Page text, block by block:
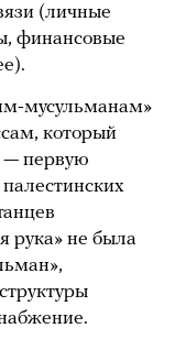
(личные
финансовые
мусульманам»
который
— первую
рука» не была